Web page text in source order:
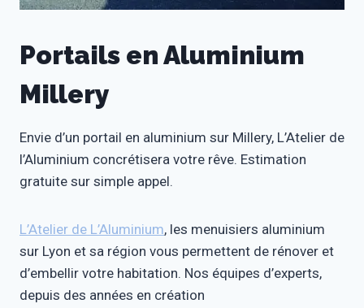
Portails en Aluminium
Millery
Envie d’un portail en aluminium sur Millery, L’Atelier de
l’Aluminium concrétisera votre rêve. Estimation
gratuite sur simple appel.
L’Atelier de L’Aluminium, les menuisiers aluminium
sur Lyon et sa région vous permettent de rénover et
d’embellir votre habitation. Nos équipes d’experts,
depuis des années en création